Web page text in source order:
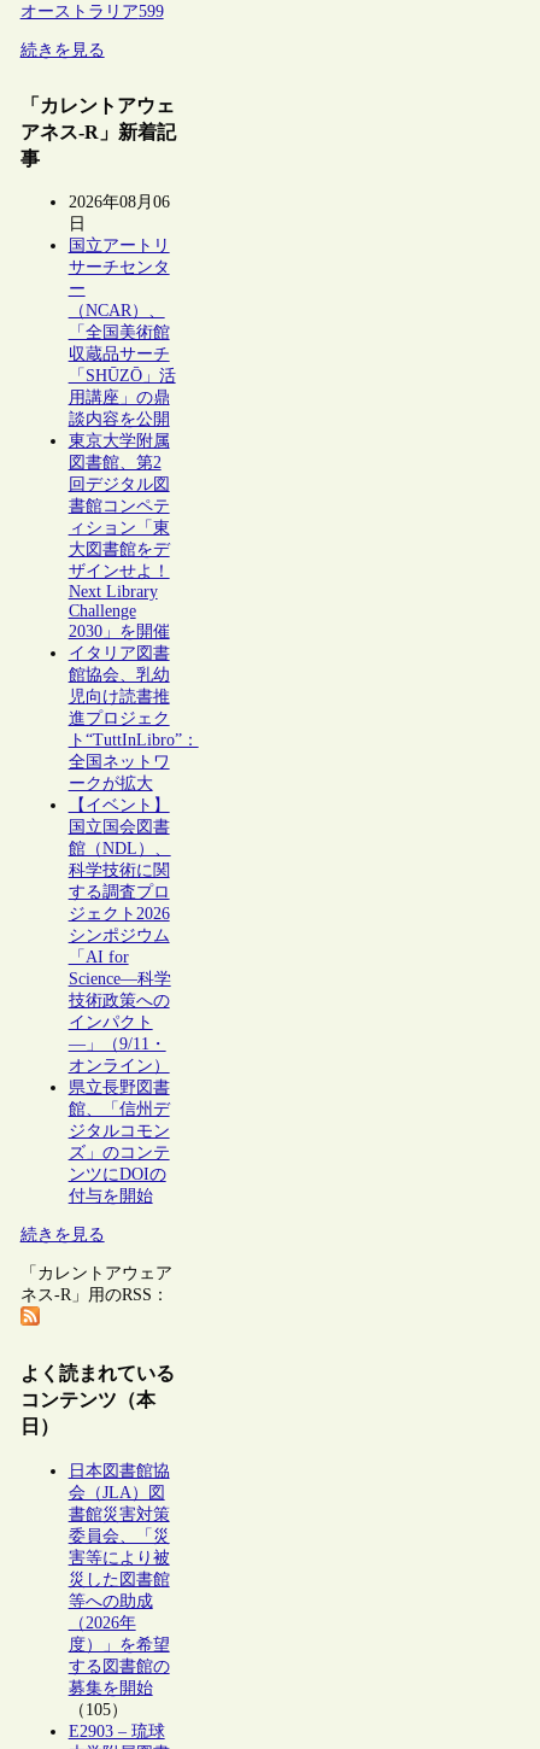
オーストラリア599
続きを見る
「カレントアウェ
アネス-R」新着記
事
2026年08月06
日
国立アートリ
サーチセンタ
ー
（NCAR）、
「全国美術館
収蔵品サーチ
「SHŪZŌ」活
用講座」の鼎
談内容を公開
東京大学附属
図書館、第2
回デジタル図
書館コンペテ
ィション「東
大図書館をデ
ザインせよ！
Next Library
Challenge
2030」を開催
イタリア図書
館協会、乳幼
児向け読書推
進プロジェク
ト“TuttInLibro”：
全国ネットワ
ークが拡大
【イベント】
国立国会図書
館（NDL）、
科学技術に関
する調査プロ
ジェクト2026
シンポジウム
「AI for
Science―科学
技術政策への
インパクト
―」（9/11・
オンライン）
県立長野図書
館、「信州デ
ジタルコモン
ズ」のコンテ
ンツにDOIの
付与を開始
続きを見る
「カレントアウェア
ネス-R」用のRSS：
よく読まれている
コンテンツ（本
日）
日本図書館協
会（JLA）図
書館災害対策
委員会、「災
害等により被
災した図書館
等への助成
（2026年
度）」を希望
する図書館の
募集を開始
（105）
E2903 – 琉球